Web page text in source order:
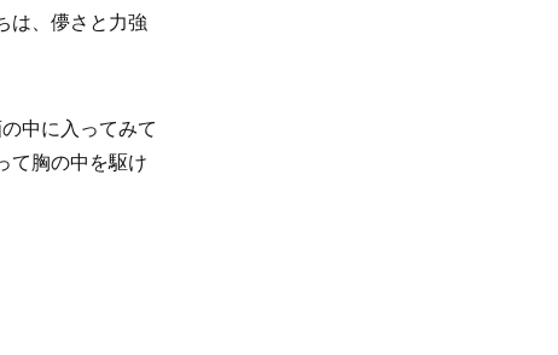
は、儚さと力強
中に入ってみて
て胸の中を駆け